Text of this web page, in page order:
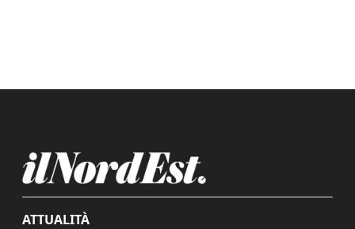
ATTUALITÀ